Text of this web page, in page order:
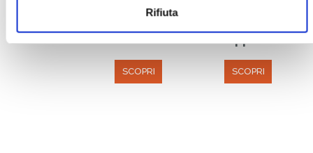
Rifiuta
SCOPRI SCOPRI